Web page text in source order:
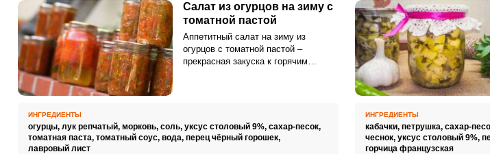
Салат из огурцов на зиму с
томатной пастой
Аппетитный салат на зиму из
огурцов с томатной пастой –
прекрасная закуска к горячим
ИНГРЕДИЕНТЫ
огурцы, лук репчатый, морковь, соль, уксус столовый 9%, сахар-песок,
томатная паста, томатный соус, вода, перец чёрный горошек,
лавровый лист
ИНГРЕДИЕНТЫ
кабачки, петрушка, сахар-
чеснок, уксус столовый 9%,
горчица французская